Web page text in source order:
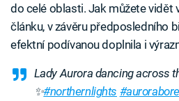
do celé oblasti. Jak můžete vidět
článku, v závěru předposledního
efektní podívanou doplnila i
Lady Aurora dancing across
✨#northernlights